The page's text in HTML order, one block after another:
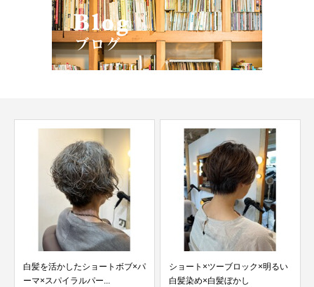
白髪を活かしたショートボブ×パ
ーマ×スパイラルパー...
ショート×ツーブロック×明るい
白髪染め×白髪ぼかし